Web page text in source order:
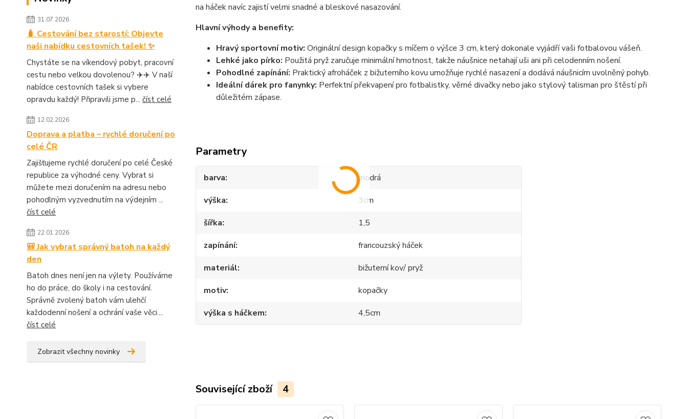
31.07.2026
🧳 Cestování bez starostí: Objevte
naši nabídku cestovních tašek! ✨
Chystáte se na víkendový pobyt, pracovní
cestu nebo velkou dovolenou? ✈️✈️ V naší
nabídce cestovních tašek si vybere
opravdu každý! Připravili jsme p... číst celé
12.02.2026
Doprava a platba – rychlé doručení po
celé ČR
Zajišťujeme rychlé doručení po celé České
republice za výhodné ceny. Vybrat si
můžete mezi doručením na adresu nebo
pohodlným vyzvednutím na výdejním ...
číst celé
22.01.2026
🎒 Jak vybrat správný batoh na každý
den
Batoh dnes není jen na výlety. Používáme
ho do práce, do školy i na cestování.
Správně zvolený batoh vám ulehčí
každodenní nošení a ochrání vaše věci....
číst celé
Zobrazit všechny novinky
na háček navíc zajistí velmi snadné a bleskové nasazování.
Hlavní výhody a benefity:
Hravý sportovní motiv: Originální design kopačky s míčem o výšce 3 cm, který dokonale vyjádří vaši fotbalovou vášeň.
Lehké jako pírko: Použitá pryž zaručuje minimální hmotnost, takže náušnice netahají uši ani při celodenním nošení.
Pohodlné zapínání: Praktický afroháček z bižuterního kovu umožňuje rychlé nasazení a dodává náušnicím uvolněný pohyb.
Ideální dárek pro fanynky: Perfektní překvapení pro fotbalistky, věrné divačky nebo jako stylový talisman pro štěstí při
důležitém zápase.
Parametry
barva
modrá
výška
3cm
šířka
1,5
zapínání
francouzský háček
materiál
bižuterní kov/ pryž
motiv
kopačky
výška s háčkem
4,5cm
Související zboží 4